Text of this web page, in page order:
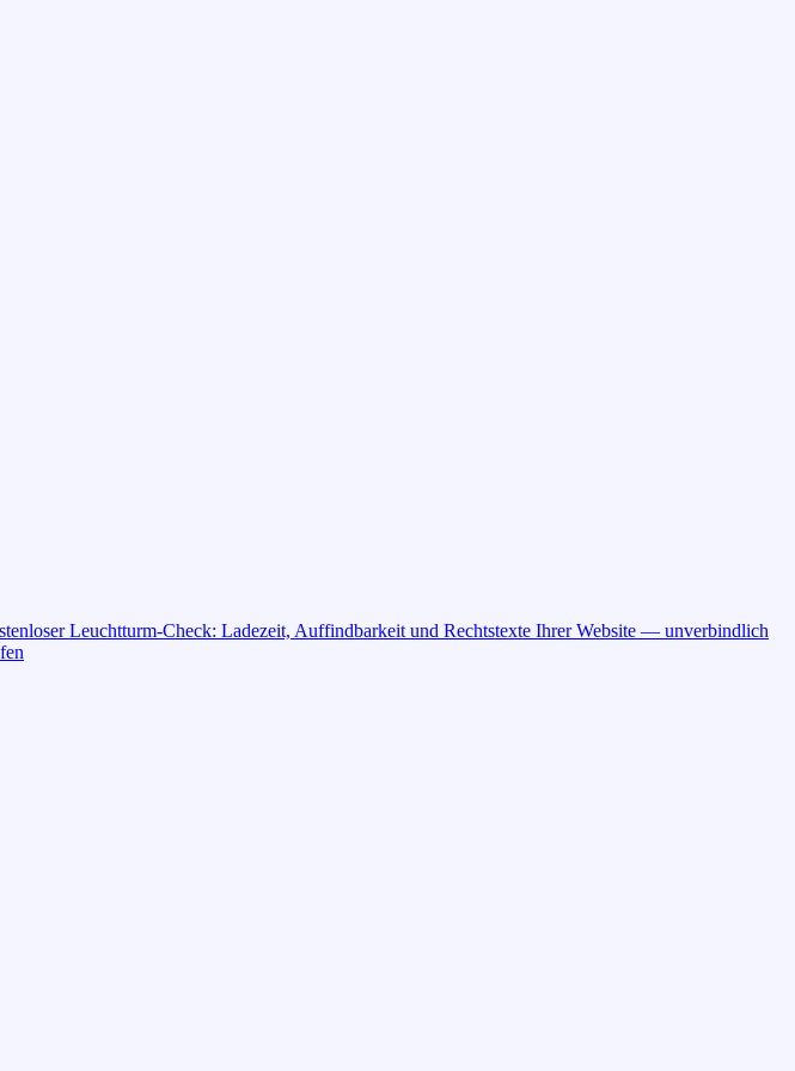
Leuchtturm-Check: Ladezeit, Auffindbarkeit und Rechtstexte Ihrer Website — unverbindlich